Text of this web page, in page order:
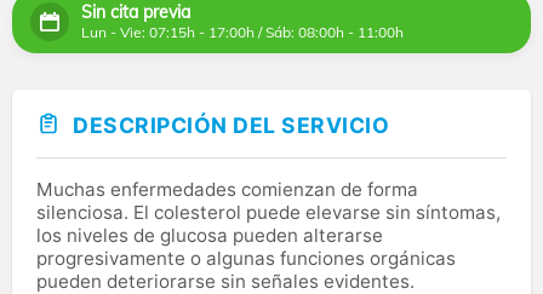
Sin cita previa
Lun - Vie: 07:15h - 17:00h / Sáb: 08:00h - 11:00h
DESCRIPCIÓN DEL SERVICIO
Muchas enfermedades comienzan de forma
silenciosa. El colesterol puede elevarse sin síntomas,
los niveles de glucosa pueden alterarse
progresivamente o algunas funciones orgánicas
pueden deteriorarse sin señales evidentes.